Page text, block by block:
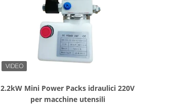
2.2kW Mini Power Packs idraulici 220V
per macchine utensili